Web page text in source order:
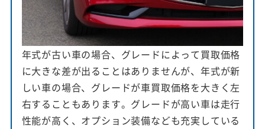
年式が古い車の場合、グレードによって買取価格
に大きな差が出ることはありませんが、年式が新
しい車の場合、グレードが車買取価格を大きく左
右することもあります。グレードが高い車は走行
性能が高く、オプション装備なども充実している